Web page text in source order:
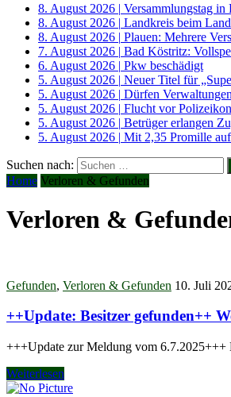
8. August 2026 | Versammlungstag in
8. August 2026 | Landkreis beim
8. August 2026 | Plauen: Mehrere
7. August 2026 | Bad Köstritz:
6. August 2026 | Pkw beschädigt
5. August 2026 | Neuer Titel für
5. August 2026 | Dürfen
5. August 2026 | Flucht vor
5. August 2026 | Betrüger erlangen
5. August 2026 | Mit 2,35 Promille
Suchen nach:
Home Verloren & Gefunden
Verloren &
Gefunden, Verloren & Gefunden 10. Juli
++Update: Besitzer gefunden++
+++Update zur Meldung vom 6.7.2025+++
Weiterlesen